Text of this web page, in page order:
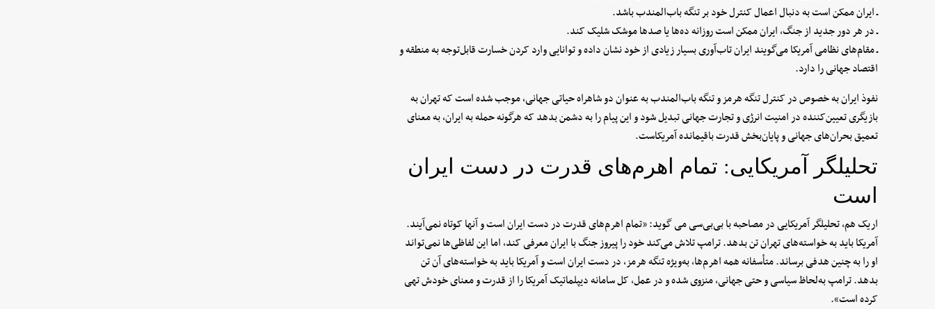
ـ ایران ممکن است به دنبال اعمال کنترل خود بر تنگه باب‌المندب باشد.
ـ در هر دور جدید از جنگ، ایران ممکن است روزانه ده‌ها یا صدها موشک شلیک کند.
ـ مقام‌های نظامی آمریکا می‌گویند ایران تاب‌آوری بسیار زیادی از خود نشان داده و توانایی وارد کردن خسارت قابل‌توجه به منطقه و
اقتصاد جهانی را دارد.
نفوذ ایران به خصوص در کنترل تنگه هرمز و تنگه باب‌المندب به عنوان دو شاهراه حیاتی جهانی، موجب شده است که تهران به
بازیگری تعیین‌کننده در امنیت انرژی و تجارت جهانی تبدیل شود و این پیام را به دشمن بدهد که هرگونه حمله به ایران، به معنای
تعمیق بحران‌های جهانی و پایان‌بخش قدرت باقیمانده آمریکاست.
تحلیلگر آمریکایی: تمام اهرم‌های قدرت در دست ایران
است
اریک‌ هم، تحلیلگر آمریکایی در مصاحبه با بی‌بی‌سی می گوید: «تمام اهرم‌های قدرت در دست ایران است و آنها کوتاه نمی‌آیند.
آمریکا باید به خواسته‌های تهران تن بدهد. ترامپ تلاش می‌کند خود را پیروز جنگ با ایران معرفی کند، اما این لفاظی‌ها نمی‌تواند
او را به چنین هدفی برساند. متأسفانه همه اهرم‌ها، به‌ویژه تنگه هرمز، در دست ایران است و آمریکا باید به خواسته‌های آن تن
بدهد. ترامپ به‌لحاظ سیاسی و حتی جهانی، منزوی شده و در عمل، کل سامانه دیپلماتیک آمریکا را از قدرت و معنای خودش تهی
کرده است».